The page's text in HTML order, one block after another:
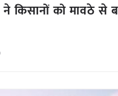
ने किसानों को मावठे से